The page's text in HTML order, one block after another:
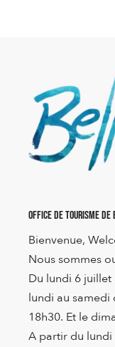
Office de Tourisme
Bienvenue,
Nous sommes
Du lundi 6
lundi au samedi
18h30. Et le
A partir du lundi